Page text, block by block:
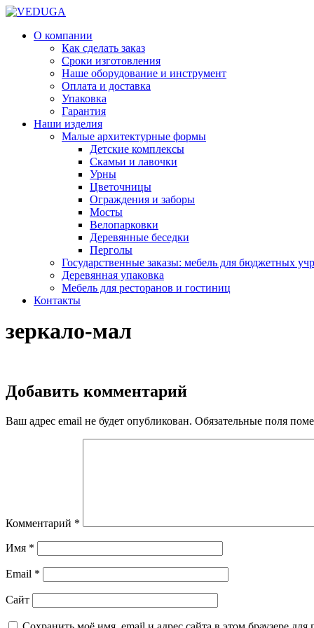
О компании
Как сделать заказ
Сроки изготовления
Наше оборудование и инструмент
Оплата и доставка
Упаковка
Гарантия
Наши изделия
Малые архитектурные формы
Детские комплексы
Скамьи и лавочки
Урны
Цветочницы
Ограждения и заборы
Мосты
Велопарковки
Деревянные беседки
Перголы
Государственные заказы: мебель для бюджетных
Деревянная упаковка
Мебель для ресторанов и гостиниц
Контакты
зеркало-мал
Добавить комментарий
Ваш адрес email не будет опубликован. Обязательные поля
Комментарий *
Имя *
Email *
Сайт